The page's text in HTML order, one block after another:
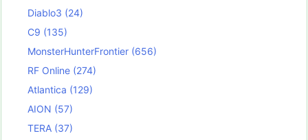
Diablo3 (24)
C9 (135)
MonsterHunterFrontier (656)
RF Online (274)
Atlantica (129)
AION (57)
TERA (37)